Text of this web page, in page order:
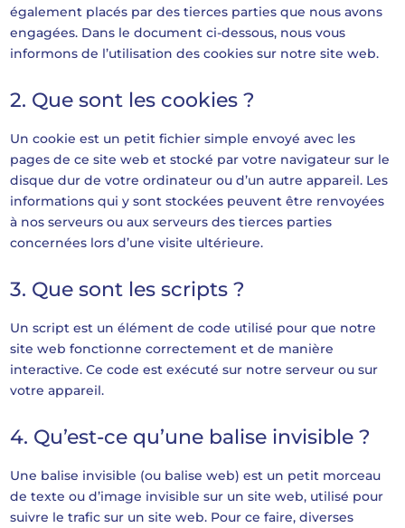
également placés par des tierces parties que nous avons
engagées. Dans le document ci-dessous, nous vous
informons de l’utilisation des cookies sur notre site web.
2. Que sont les cookies ?
Un cookie est un petit fichier simple envoyé avec les
pages de ce site web et stocké par votre navigateur sur le
disque dur de votre ordinateur ou d’un autre appareil. Les
informations qui y sont stockées peuvent être renvoyées
à nos serveurs ou aux serveurs des tierces parties
concernées lors d’une visite ultérieure.
3. Que sont les scripts ?
Un script est un élément de code utilisé pour que notre
site web fonctionne correctement et de manière
interactive. Ce code est exécuté sur notre serveur ou sur
votre appareil.
4. Qu’est-ce qu’une balise invisible ?
Une balise invisible (ou balise web) est un petit morceau
de texte ou d’image invisible sur un site web, utilisé pour
suivre le trafic sur un site web. Pour ce faire, diverses